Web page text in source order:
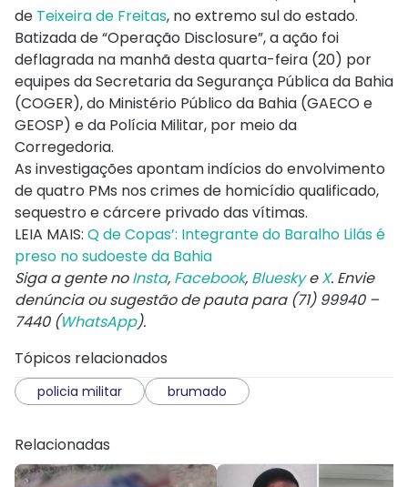
de Teixeira de Freitas, no extremo sul do estado.
Batizada de “Operação Disclosure”, a ação foi
deflagrada na manhã desta quarta-feira (20) por
equipes da Secretaria da Segurança Pública da Bahia
(COGER), do Ministério Público da Bahia (GAECO e
GEOSP) e da Polícia Militar, por meio da
Corregedoria.
As investigações apontam indícios do envolvimento
de quatro PMs nos crimes de homicídio qualificado,
sequestro e cárcere privado das vítimas.
LEIA MAIS: Q de Copas’: Integrante do Baralho Lilás é
preso no sudoeste da Bahia
Siga a gente noInsta, Facebook, BlueskyeX. Envie
denúncia ou sugestão de pauta para (71) 99940 –
7440 (WhatsApp).
Tópicos relacionados
policia militar brumado
Relacionadas